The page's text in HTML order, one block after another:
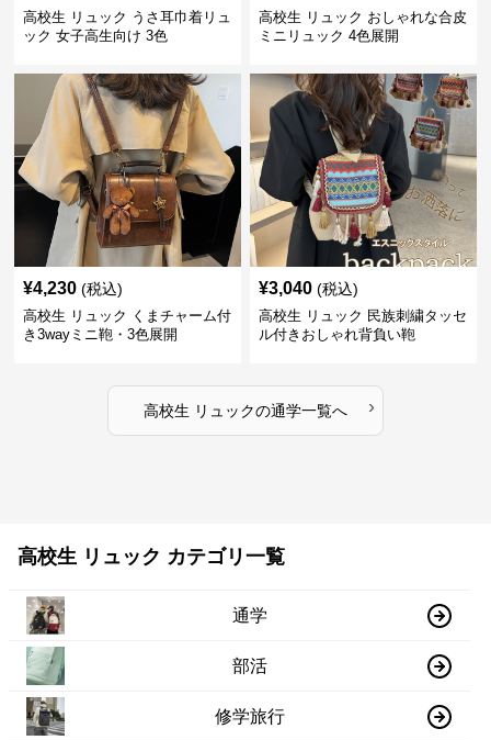
高校生 リュック うさ耳巾着リュ
ック 女子高生向け 3色
高校生 リュック おしゃれな合皮
ミニリュック 4色展開
¥4,230 (税込)
高校生 リュック くまチャーム付
き3wayミニ鞄・3色展開
¥3,040 (税込)
高校生 リュック 民族刺繍タッセ
ル付きおしゃれ背負い鞄
高校生 リュックの通学一覧へ ›
高校生 リュック カテゴリ一覧
通学
部活
修学旅行